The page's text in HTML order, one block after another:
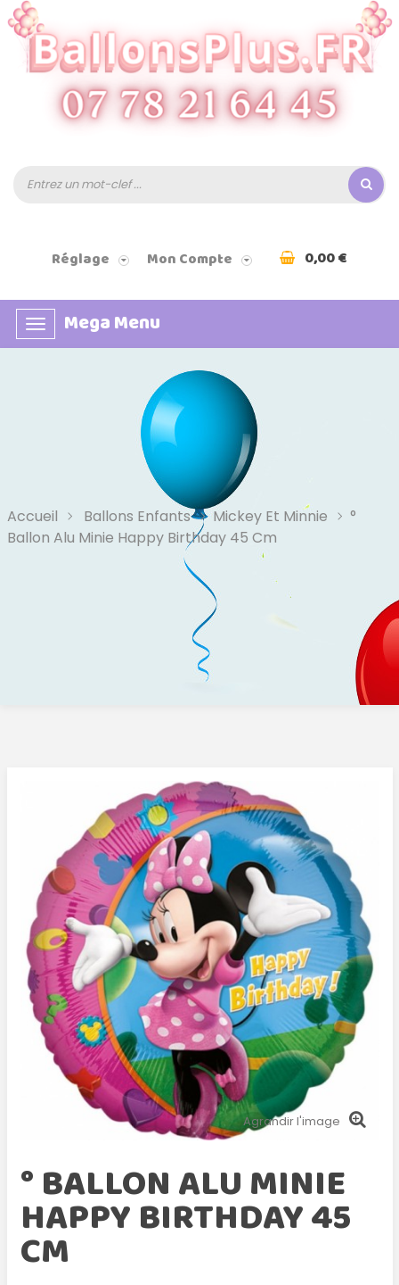
Réglage Mon Compte 0,00 €
Basculer
la
Mega Menu
Accueil Ballons Enfants Mickey Et Minnie
°
Ballon Alu Minie Happy Birthday 45 Cm
Agrandir l'image
° BALLON ALU MINIE
HAPPY BIRTHDAY 45
CM